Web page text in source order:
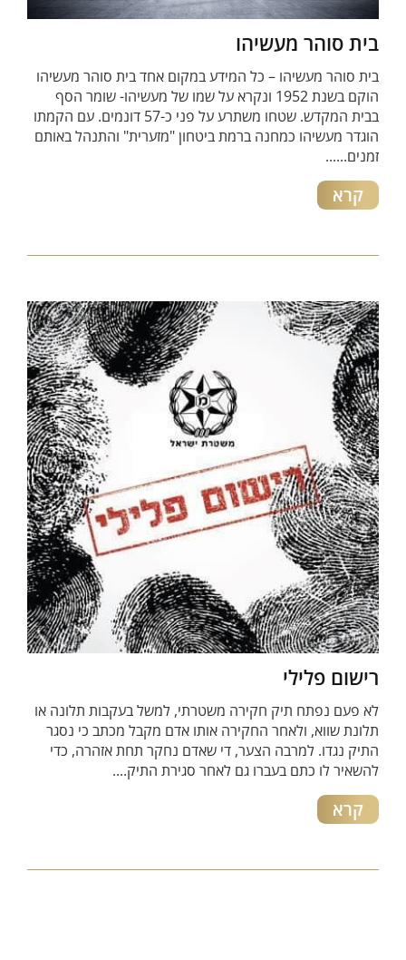
בית סוהר מעשיהו
בית סוהר מעשיהו – כל המידע במקום אחד בית סוהר מעשיהו
הוקם בשנת 1952 ונקרא על שמו של מעשיהו- שומר הסף
בבית המקדש. שטחו משתרע על פני כ-57 דונמים. עם הקמתו
הוגדר מעשיהו כמחנה ברמת ביטחון "מזערית" והתנהל באותם
זמנים......
קרא
רישום פלילי
לא פעם נפתח תיק חקירה משטרתי, למשל בעקבות תלונה או
תלונת שווא, ולאחר החקירה אותו אדם מקבל מכתב כי נסגר
התיק נגדו. למרבה הצער, די שאדם נחקר תחת אזהרה, כדי
להשאיר לו כתם בעברו גם לאחר סגירת התיק....
קרא